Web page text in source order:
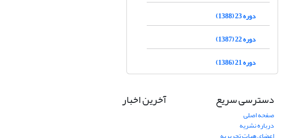
دوره 23 (1388)
دوره 22 (1387)
دوره 21 (1386)
دسترسی سریع
صفحه اصلی
درباره نشریه
آخرین اخبار